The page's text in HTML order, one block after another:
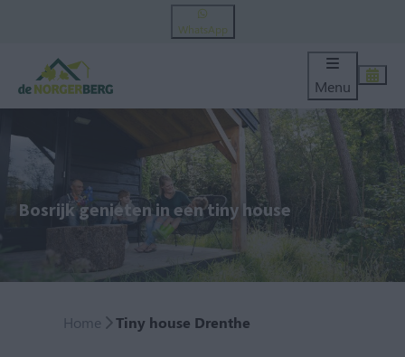
WhatsApp
Menu
Bosrijk genieten in een tiny house
Home Tiny house Drenthe